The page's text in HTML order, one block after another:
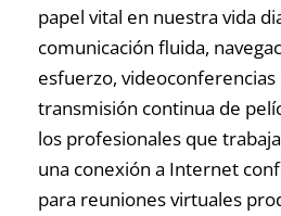
papel vital en nuestra vida
comunicación fluida,
esfuerzo,
transmisión continua de
los profesionales que
una conexión a Internet
para reuniones virtuales